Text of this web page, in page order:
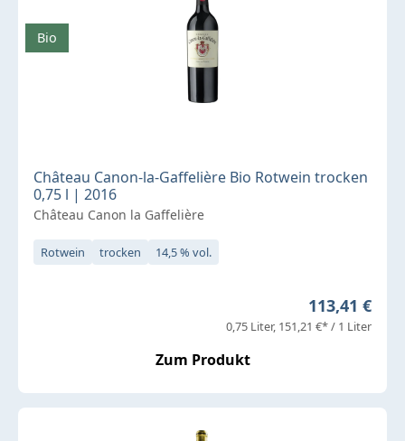
Château Canon-la-Gaffelière Bio Rotwein trocken
0,75 l | 2016
Château Canon la Gaffelière
Rotwein trocken 14,5 % vol.
Regulärer
113,41 €
0,75 Liter 151,21 €* / 1 Liter
Zum Produkt
Bio